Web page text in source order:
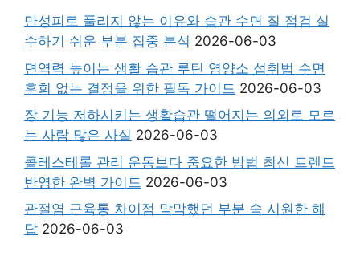
만성피로 풀리지 않는 이유와 습관 수면 질 점검 실
수하기 쉬운 부분 집중 분석 2026-06-03
면역력 높이는 생활 습관 루틴 영양소 섭취법 수면
후회 없는 결정을 위한 필독 가이드 2026-06-03
장 기능 저하시키는 생활습관 떨어지는 의외로 모르
는 사람 많은 사실 2026-06-03
콜레스테롤 관리 운동보다 중요한 방법 최신 트렌드
반영한 완벽 가이드 2026-06-03
관절염 근육통 차이점 막막했던 부분 속 시원한 해
답 2026-06-03